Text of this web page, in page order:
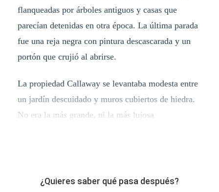
flanqueadas por árboles antiguos y casas que
parecían detenidas en otra época. La última parada
fue una reja negra con pintura descascarada y un
portón que crujió al abrirse.
La propiedad Callaway se levantaba modesta entre
un jardín descuidado y muros cubiertos de hiedra.
No era la más grande, ni la más lujosa
¿Quieres saber qué pasa después?